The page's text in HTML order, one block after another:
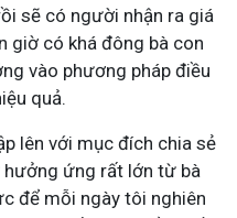
sẽ có người nhận ra giá
giờ có khá đông bà con
vào phương pháp điều
quả.
lên với mục đích chia sẻ
ứng rất lớn từ bà
để mỗi ngày tôi nghiên